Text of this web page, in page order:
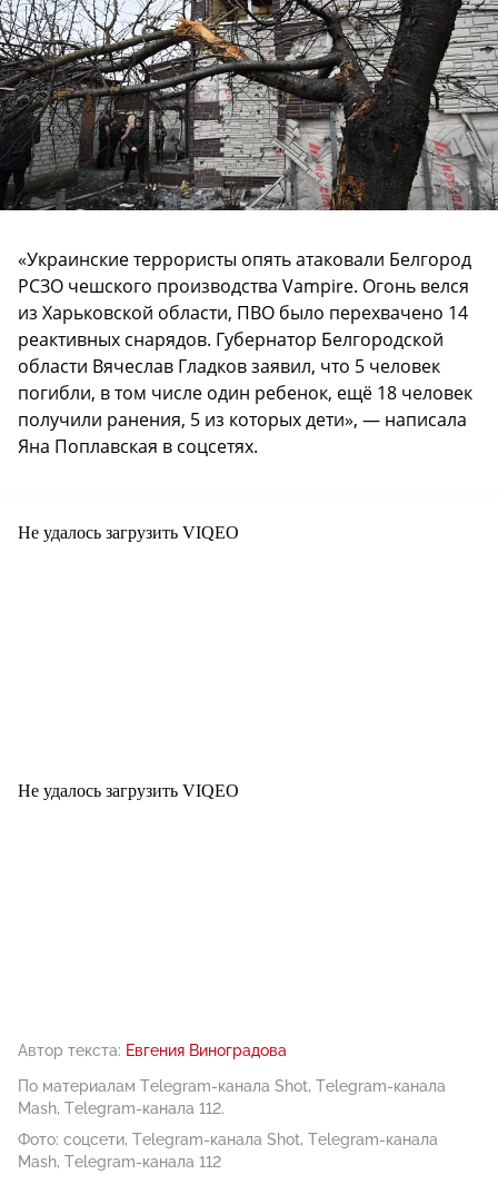
«Украинские террористы опять атаковали Белгород
РСЗО чешского производства Vampire. Огонь велся
из Харьковской области, ПВО было перехвачено 14
реактивных снарядов. Губернатор Белгородской
области Вячеслав Гладков заявил, что 5 человек
погибли, в том числе один ребенок, ещё 18 человек
получили ранения, 5 из которых дети», — написала
Яна Поплавская в соцсетях.
Не удалось загрузить VIQEO
Не удалось загрузить VIQEO
Автор текста: Евгения Виноградова
По материалам Telegram-канала Shot, Telegram-канала
Mash, Telegram-канала 112.
Фото: соцсети, Telegram-канала Shot, Telegram-канала
Mash, Telegram-канала 112